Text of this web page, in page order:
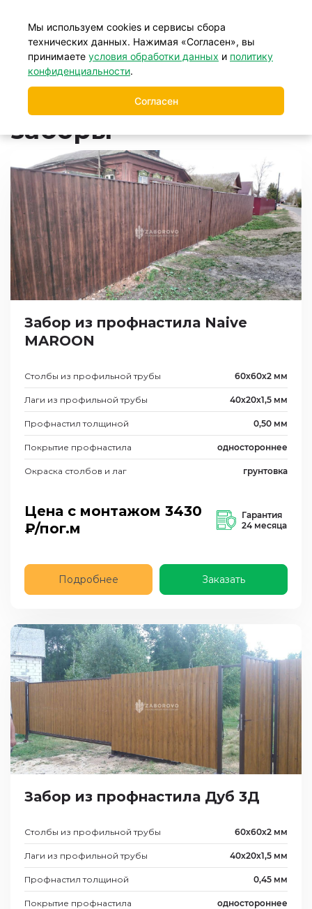
+7 (499) 877-39-88
Главная / Заборы / Металлические заборы
Металлические
заборы
Забор из профнастила Naive
MAROON
Столбы из профильной трубы 60х60х2 мм
Лаги из профильной трубы 40х20х1,5 мм
Профнастил толщиной 0,50 мм
Покрытие профнастила одностороннее
Окраска столбов и лаг грунтовка
Цена с монтажом 3430
₽/пог.м
Гарантия
24 месяца
Подробнее Заказать
Забор из профнастила Дуб 3Д
Столбы из профильной трубы 60х60х2 мм
Лаги из профильной трубы 40х20х1,5 мм
Профнастил толщиной 0,45 мм
Покрытие профнастила одностороннее
Мы используем cookies и сервисы сбора
технических данных. Нажимая «Согласен», вы
принимаете условия обработки данных и политику
конфиденциальности.
Согласен